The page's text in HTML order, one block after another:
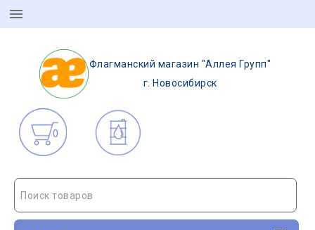
Флагманский магазин "Аллея Групп"
г. Новосибирск
0
Поиск товаров